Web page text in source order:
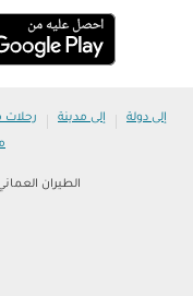
إلى دولة | إلى مدينة | رحلات
الطيران